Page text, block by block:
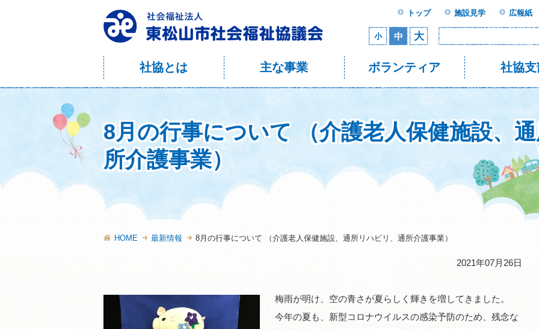
社協とは 主な事業 ボランティア 社協支
トップ 施設見学 広報紙
小 中 大
8月の行事について （介護老人保健施設、
所介護事業）
HOME 最新情報 8月の行事について （介護老人保健施設、通所リハビリ、通所介護事業）
2021年07月26日
梅雨が明け、空の青さが夏らしく輝きを増してきました。
今年の夏も、新型コロナウイルスの感染予防のため、残念な